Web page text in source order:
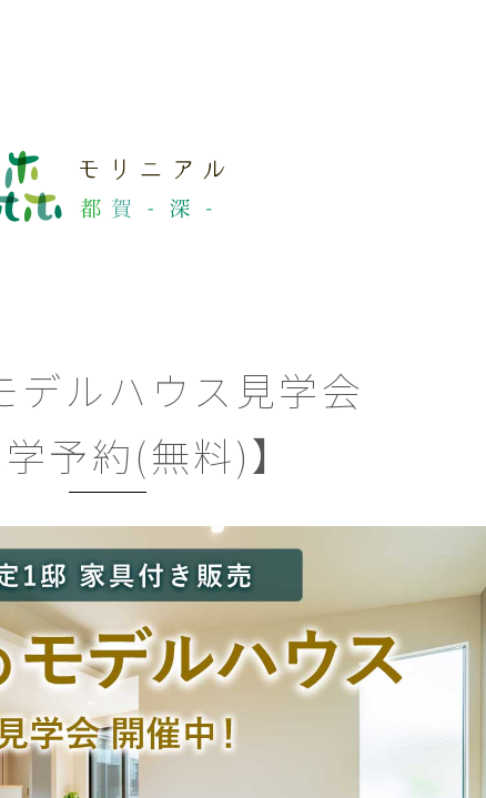
デルハウス見学会
学予約(無料)】